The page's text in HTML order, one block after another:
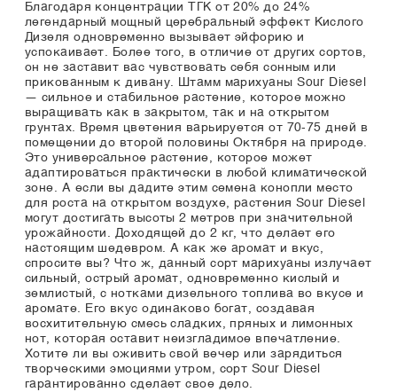
Благодаря концентрации ТГК от 20% до 24%
легендарный мощный церебральный эффект Кислого
Дизеля одновременно вызывает эйфорию и
успокаивает. Более того, в отличие от других сортов,
он не заставит вас чувствовать себя сонным или
прикованным к дивану. Штамм марихуаны Sour Diesel
— сильное и стабильное растение, которое можно
выращивать как в закрытом, так и на открытом
грунтах. Время цветения варьируется от 70-75 дней в
помещении до второй половины Октября на природе.
Это универсальное растение, которое может
адаптироваться практически в любой климатической
зоне. А если вы дадите этим семена конопли место
для роста на открытом воздухе, растения Sour Diesel
могут достигать высоты 2 метров при значительной
урожайности. Доходящей до 2 кг, что делает его
настоящим шедевром. А как же аромат и вкус,
спросите вы? Что ж, данный сорт марихуаны излучает
сильный, острый аромат, одновременно кислый и
землистый, с нотками дизельного топлива во вкусе и
аромате. Его вкус одинаково богат, создавая
восхитительную смесь сладких, пряных и лимонных
нот, которая оставит неизгладимое впечатление.
Хотите ли вы оживить свой вечер или зарядиться
творческими эмоциями утром, сорт Sour Diesel
гарантированно сделает свое дело.